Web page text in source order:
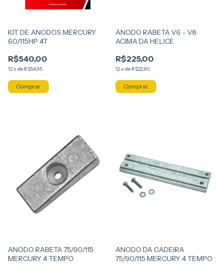
KIT DE ANODOS MERCURY
60/115HP 4T
R$540,00
12x de R$54,95
ANODO RABETA V6 - V8
ACIMA DA HELICE
R$225,00
12x de R$22,90
ANODO RABETA 75/90/115
MERCURY 4 TEMPO
ANODO DA CADEIRA
75/90/115 MERCURY 4 TEMPO